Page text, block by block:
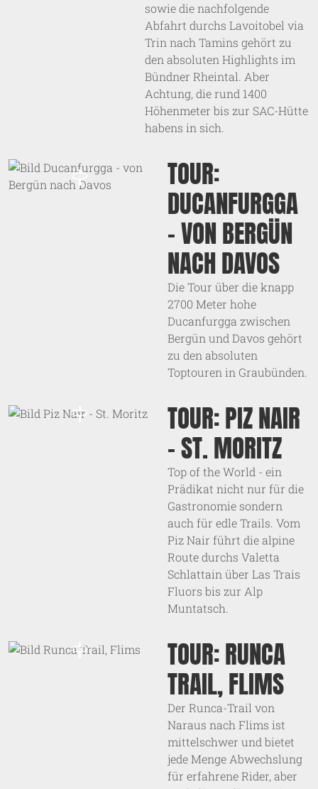
sowie die nachfolgende
Abfahrt durchs Lavoitobel via
Trin nach Tamins gehört zu
den absoluten Highlights im
Bündner Rheintal. Aber
Achtung, die rund 1400
Höhenmeter bis zur SAC-Hütte
habens in sich.
TOUR:
DUCANFURGGA
- VON BERGÜN
NACH DAVOS
Die Tour über die knapp
2700 Meter hohe
Ducanfurgga zwischen
Bergün und Davos gehört
zu den absoluten
Toptouren in Graubünden.
TOUR: PIZ NAIR
- ST. MORITZ
Top of the World - ein
Prädikat nicht nur für die
Gastronomie sondern
auch für edle Trails. Vom
Piz Nair führt die alpine
Route durchs Valetta
Schlattain über Las Trais
Fluors bis zur Alp
Muntatsch.
TOUR: RUNCA
TRAIL, FLIMS
Der Runca-Trail von
Naraus nach Flims ist
mittelschwer und bietet
jede Menge Abwechslung
für erfahrene Rider, aber